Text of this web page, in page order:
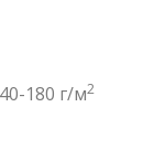
180 г/м2